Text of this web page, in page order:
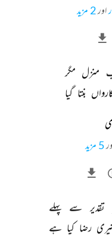
اور2 مزید
منزل مگر
بنتا گیا
5 مزید
تقدیر سے پہلے
رضا کیا ہے